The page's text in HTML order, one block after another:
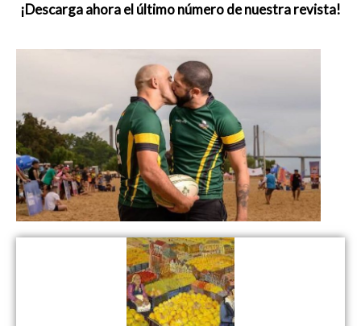
¡Descarga ahora el último número de nuestra revista!